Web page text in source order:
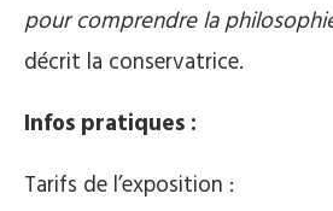
pour comprendre la
décrit la conservatrice.
Infos pratiques :
Tarifs de l’exposition :